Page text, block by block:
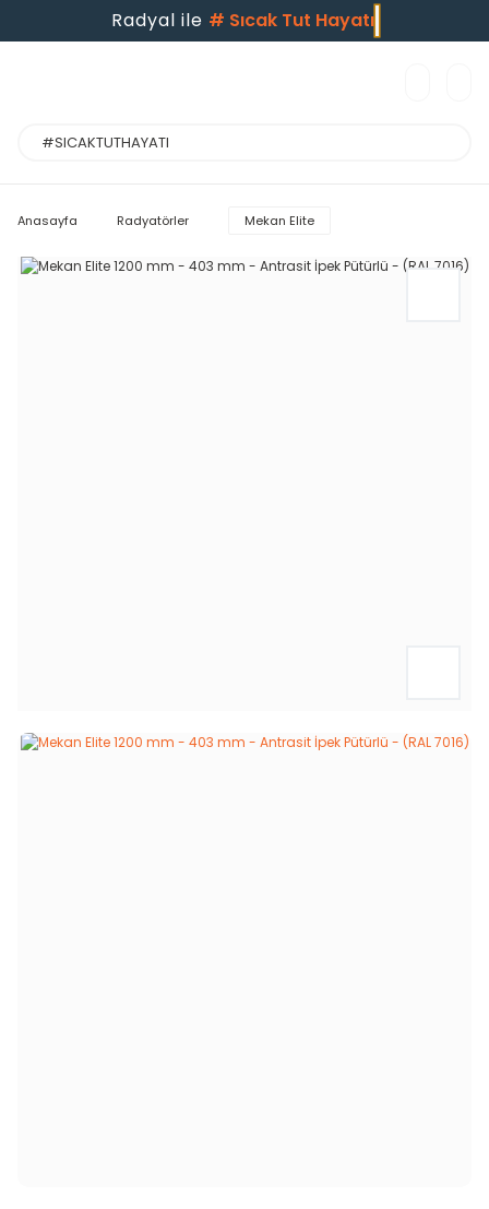
Radyal ile # Sıcak Tut Hayatı
Anasayfa Radyatörler Mekan Elite